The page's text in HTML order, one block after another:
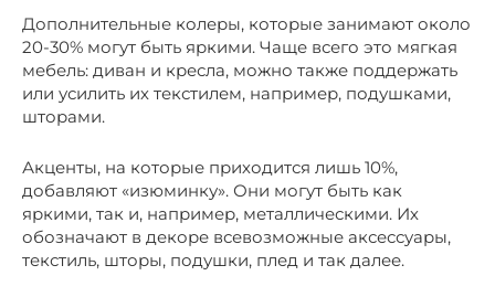
Дополнительные колеры, которые занимают около
20-30% могут быть яркими. Чаще всего это мягкая
мебель: диван и кресла, можно также поддержать
или усилить их текстилем, например, подушками,
шторами.
Акценты, на которые приходится лишь 10%,
добавляют «изюминку». Они могут быть как
яркими, так и, например, металлическими. Их
обозначают в декоре всевозможные аксессуары,
текстиль, шторы, подушки, плед и так далее.